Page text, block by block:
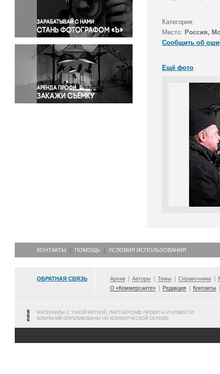
Правосудие
Происшествия и конфликты
Религия
Светская жизнь
Спорт
Экология
Экономика и бизнес
Категория:
Место: Россия,
Сообщить об
Ещё фото
КОНТАКТЫ ПОМОЩЬ УСЛОВИЯ ИСПОЛЬЗОВАНИЯ
ОБРАТНАЯ СВЯЗЬ Архив Авторы Темы Справочники
О «Коммерсанте»
Редакция Контакты
МАТЕРИАЛЫ С ТАКОЙ МЕТКОЙ, ПАРТНЕРСКИЕ ПРОЕКТЫ И НОВОСТИ
КОМПАНИЙ ОПУБЛИКОВАНЫ НА КОММЕРЧЕСКОЙ ОСНОВЕ